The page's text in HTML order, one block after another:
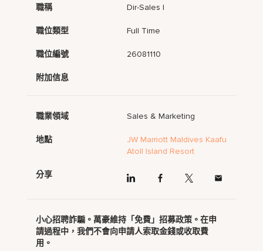
職稱 Dir-Sales I
職位類型 Full Time
職位編號 26081110
附加信息
職業領域 Sales & Marketing
地點
JW Marriott Maldives Kaafu
Atoll Island Resort
分享
小心招聘詐騙。萬豪維持「免費」招募政策。在申
請過程中，我們不會向申請人索取金錢或收取費
用。